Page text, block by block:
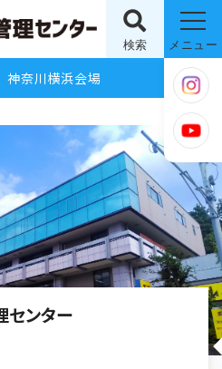
検索 メニュー
神奈川横浜会場
センター